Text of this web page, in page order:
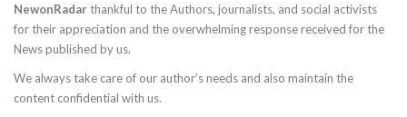
NewonRadar thankful to the Authors, journalists, and social activists
for their appreciation and the overwhelming response received for the
News published by us.
We always take care of our author’s needs and also maintain the
content confidential with us.